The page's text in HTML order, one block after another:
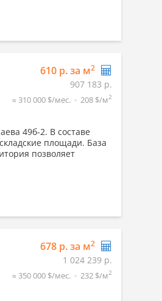
610 р. за м2
907 183 р.
≈ 310 000 $/мес. 208 $/м2
49б-2. В составе
площади. База
позволяет
678 р. за м2
1 024 239 р.
≈ 350 000 $/мес. 232 $/м2